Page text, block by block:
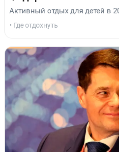
Активный отдых для детей в
• Где отдохнуть